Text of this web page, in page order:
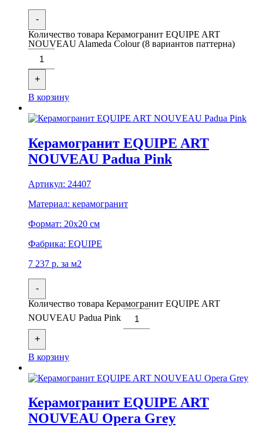
-
Количество товара Керамогранит EQUIPE ART
NOUVEAU Alameda Colour (8 вариантов паттерна)
+
В корзину
Керамогранит EQUIPE ART
NOUVEAU Padua Pink
Артикул: 24407
Материал: керамогранит
Формат: 20x20 см
Фабрика: EQUIPE
7 237 р. за м2
-
Количество товара Керамогранит EQUIPE ART
NOUVEAU Padua Pink
+
В корзину
Керамогранит EQUIPE ART
NOUVEAU Opera Grey